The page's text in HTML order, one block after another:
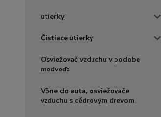
utierky
Čistiace utierky
Osviežovač vzduchu v podobe
medveďa
Vône do auta, osviežovače
vzduchu s cédrovým drevom